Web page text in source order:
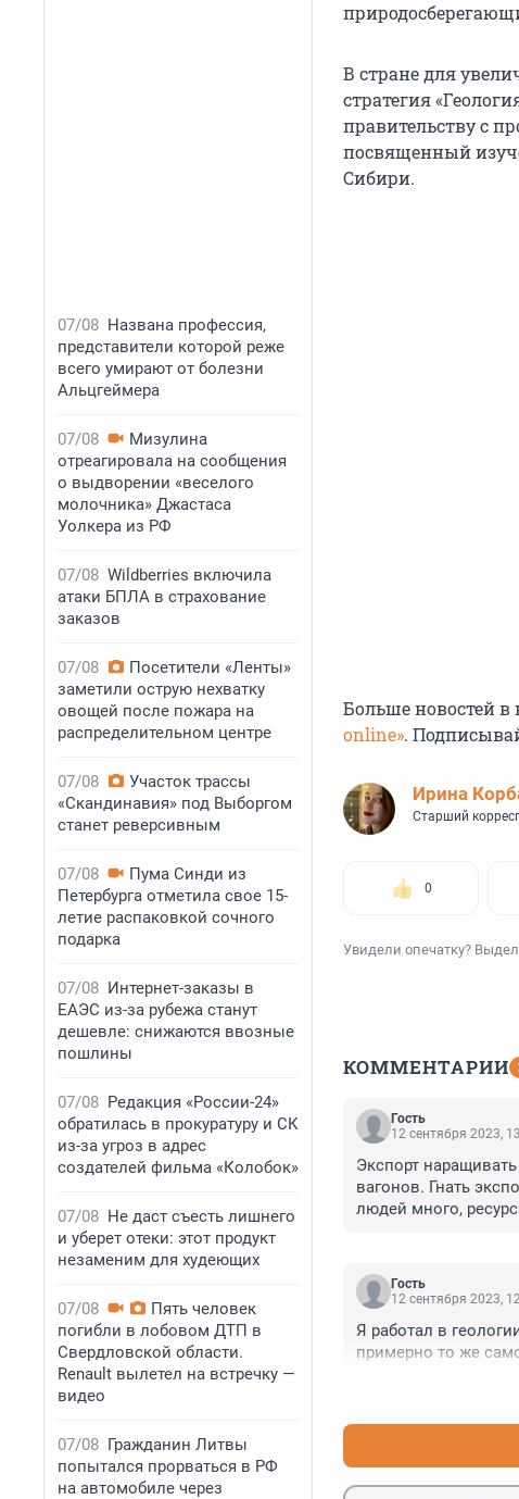
07/08 Названа профессия,
представители которой реже
всего умирают от болезни
Альцгеймера
07/08
Мизулина
отреагировала на сообщения
о выдворении «веселого
молочника» Джастаса
Уолкера из РФ
07/08 Wildberries включила
атаки БПЛА в страхование
заказов
07/08
Посетители «Ленты»
заметили острую нехватку
овощей после пожара на
распределительном центре
07/08
Участок трассы
«Скандинавия» под Выборгом
станет реверсивным
07/08
Пума Синди из
Петербурга отметила свое 15-
летие распаковкой сочного
подарка
07/08 Интернет-заказы в
ЕАЭС из-за рубежа станут
дешевле: снижаются ввозные
пошлины
07/08 Редакция «России-24»
обратилась в прокуратуру и СК
из-за угроз в адрес
создателей фильма «Колобок»
07/08 Не даст съесть лишнего
и уберет отеки: этот продукт
незаменим для худеющих
07/08
Пять человек
погибли в лобовом ДТП в
Свердловской области.
Renault вылетел на встречку —
видео
07/08 Гражданин Литвы
попытался прорваться в РФ
на автомобиле через
В стране для
стратегия
правительству с
посвященный
Сибири.
Больше новостей
online».
Иpина
Старший
0
Увидели опечатку?
КОММЕНТАРИИ
Гость
12 сентября 2023,
Экспорт
вагонов. Гнать
людей много,
Гость
12 сентября 2023,
Я работал в
примерно то же